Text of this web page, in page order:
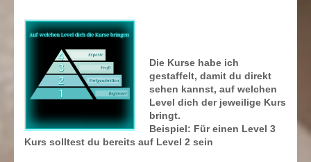
Die Kurse habe ich
gestaffelt, damit du direkt
sehen kannst, auf welchen
Level dich der jeweilige Kurs
bringt.
Beispiel: Für einen Level 3
Kurs solltest du bereits auf Level 2 sein